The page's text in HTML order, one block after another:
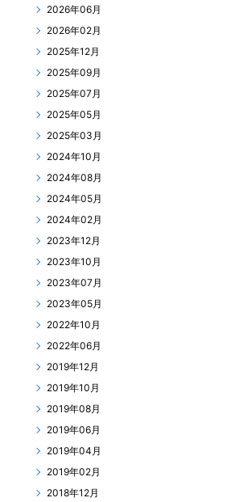
2026年06月
2026年02月
2025年12月
2025年09月
2025年07月
2025年05月
2025年03月
2024年10月
2024年08月
2024年05月
2024年02月
2023年12月
2023年10月
2023年07月
2023年05月
2022年10月
2022年06月
2019年12月
2019年10月
2019年08月
2019年06月
2019年04月
2019年02月
2018年12月